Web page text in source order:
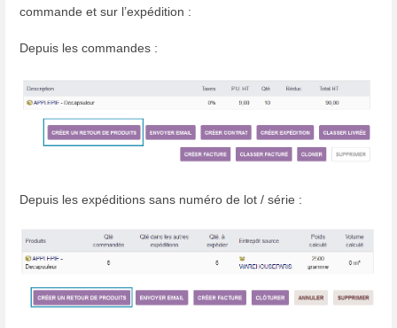
commande et sur l’expédition :
Depuis les commandes :
Depuis les expéditions sans numéro de lot / série :